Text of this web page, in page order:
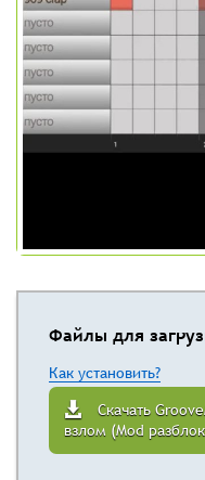
Файлы для
Как установить?
Скачать
взлом (Mod